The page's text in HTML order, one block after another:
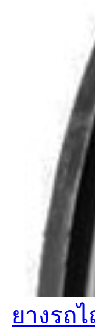
ยางรถไ